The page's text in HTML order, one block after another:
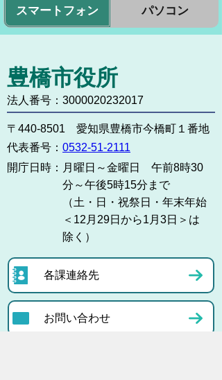
スマートフォン パソコン
豊橋市役所
法人番号：3000020232017
〒440-8501 愛知県豊橋市今橋町１番地
代表番号： 0532-51-2111
開庁日時： 月曜日～金曜日 午前8時30
分～午後5時15分まで
（土・日・祝祭日・年末年始
＜12月29日から1月3日＞は
除く）
各課連絡先
お問い合わせ